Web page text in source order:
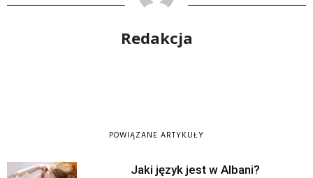
Redakcja
POWIĄZANE ARTYKUŁY
Jaki język jest w Albani?